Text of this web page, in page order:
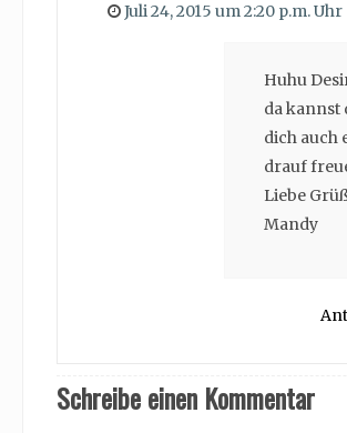
Juli 24, 2015 um 2:20 p.m. Uhr
Huhu
da kannst
dich auch
drauf
Liebe
Mandy
Schreibe einen Kommentar